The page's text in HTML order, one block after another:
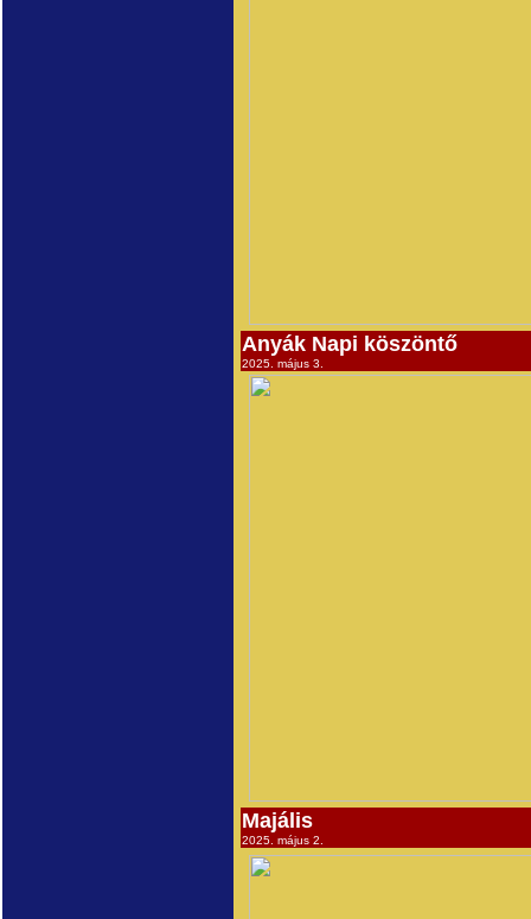
Anyák Napi köszöntő
2025. május 3.
Majális
2025. május 2.